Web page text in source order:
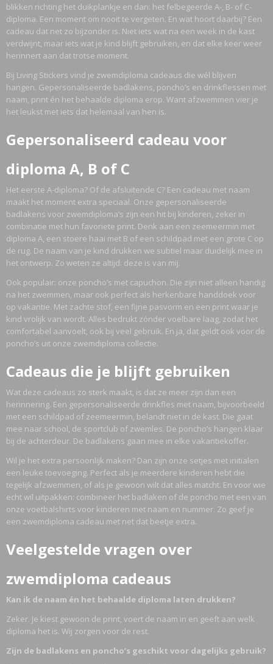
blikken richting het duikplankje en dan: het felbegeerde A-, B- of C-
diploma. Een moment om nooit te vergeten. En wat hoort daarbij? Een
cadeau dat net zo bijzonder is. Niet iets wat na een week in de kast
verdwijnt, maar iets wat je kind blijft gebruiken, en dat elke keer weer
herinnert aan dat trotse moment.
Bij Living Stickers vind je zwemdiploma cadeaus die wél blijven
hangen. Gepersonaliseerde badlakens, poncho’s en drinkflessen met
naam, print én het behaalde diploma erop. Want afzwemmen vier je
het leukst met iets dat helemaal van hen is.
Gepersonaliseerd cadeau voor
diploma A, B of C
Het eerste A-diploma? Of de afsluitende C? Een cadeau met naam
maakt het moment extra speciaal. Onze gepersonaliseerde
badlakens voor zwemdiploma’s zijn een hit bij kinderen, zeker in
combinatie met hun favoriete print. Denk aan een zeemeermin met
diploma A, een stoere haai met B of een schildpad met een grote C op
de rug. De naam van je kind drukken we subtiel maar duidelijk mee in
het ontwerp. Zo weten ze altijd: deze is van mij.
Ook populair: onze poncho’s met capuchon. Die zijn niet alleen handig
na het zwemmen, maar ook perfect als herkenbare handdoek voor
op vakantie. Met zachte stof, een fijne pasvorm en een print waar je
kind vrolijk van wordt. Alles bedrukt zónder voelbare laag, zodat het
comfortabel aanvoelt, ook bij veel gebruik. En ja, dat geldt ook voor de
poncho’s uit onze zwemdiploma collectie.
Cadeaus die je blijft gebruiken
Wat deze cadeaus zo sterk maakt, is dat ze meer zijn dan een
herinnering. Een gepersonaliseerde drinkfles met naam, bijvoorbeeld
met een schildpad of zeemeermin, belandt niet in de kast. Die gaat
mee naar school, de sportclub of zwemles. De poncho’s hangen klaar
bij de achterdeur. De badlakens gaan mee in elke vakantiekoffer.
Wil je het extra persoonlijk maken? Dan zijn onze setjes met initialen
een leuke toevoeging. Perfect als je meerdere kinderen hebt die
tegelijk afzwemmen, of als je gewoon wilt dat alles matcht. En voor wie
echt wil uitpakken: combineer het badlaken of de poncho met een van
onze voetbalshirts voor kinderen met naam en nummer. Zo geef je
een zwemdiploma cadeau met net dat beetje extra.
Veelgestelde vragen over
zwemdiploma cadeaus
Kan ik de naam én het behaalde diploma laten drukken?
Zeker. Je kiest gewoon de print, voert de naam in en geeft aan welk
diploma het is. Wij zorgen voor de rest.
Zijn de badlakens en poncho’s geschikt voor dagelijks gebruik?